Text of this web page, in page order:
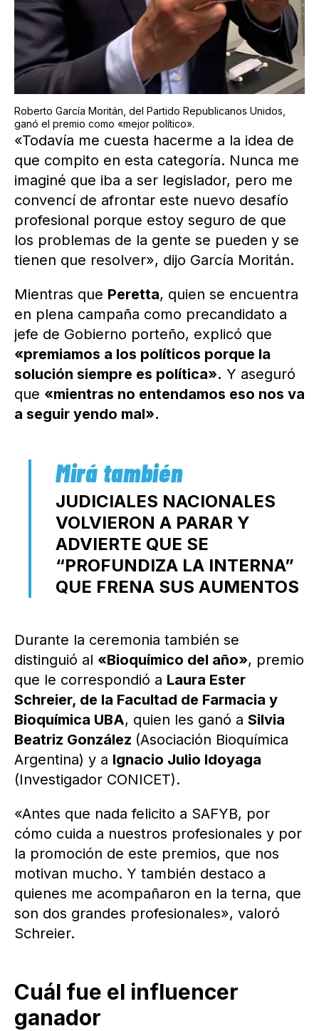
Roberto García Moritán, del Partido Republicanos Unidos,
ganó el premio como «mejor político».
«Todavía me cuesta hacerme a la idea de
que compito en esta categoría. Nunca me
imaginé que iba a ser legislador, pero me
convencí de afrontar este nuevo desafío
profesional porque estoy seguro de que
los problemas de la gente se pueden y se
tienen que resolver», dijo García Moritán.
Mientras que Peretta, quien se encuentra
en plena campaña como precandidato a
jefe de Gobierno porteño, explicó que
«premiamos a los políticos porque la
solución siempre es política». Y aseguró
que «mientras no entendamos eso nos va
a seguir yendo mal».
JUDICIALES NACIONALES
VOLVIERON A PARAR Y
ADVIERTE QUE SE
“PROFUNDIZA LA INTERNA”
QUE FRENA SUS AUMENTOS
Durante la ceremonia también se
distinguió al «Bioquímico del año», premio
que le correspondió a Laura Ester
Schreier, de la Facultad de Farmacia y
Bioquímica UBA, quien les ganó a Silvia
Beatriz González (Asociación Bioquímica
Argentina) y a Ignacio Julio Idoyaga
(Investigador CONICET).
«Antes que nada felicito a SAFYB, por
cómo cuida a nuestros profesionales y por
la promoción de este premios, que nos
motivan mucho. Y también destaco a
quienes me acompañaron en la terna, que
son dos grandes profesionales», valoró
Schreier.
Cuál fue el influencer
ganador